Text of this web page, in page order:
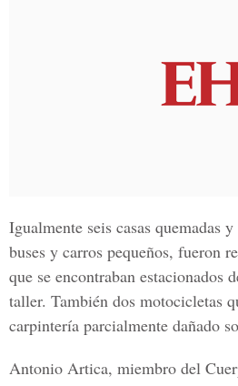
Igualmente seis casas quemadas
buses y carros pequeños, fueron
que se encontraban estacionados
taller. También dos motocicletas
carpintería parcialmente dañado
Antonio Artica, miembro del